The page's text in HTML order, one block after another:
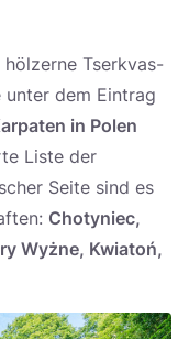
Tserkvas-
unter dem Eintrag
in Polen
Liste der
Seite sind es
Chotyniec,
Wyżne, Kwiatoń,